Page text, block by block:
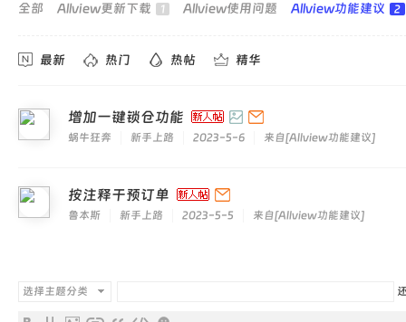
全部 Allview更新下载 1 Allview使用问题 Allview功能建议 2
最新 热门 热帖 精华
增加一键锁仓功能
蜗牛狂奔 新手上路 2023-5-6 来自[Allview功能建议]
按注释干预订单
鲁本斯 新手上路 2023-5-5 来自[Allview功能建议]
选择主题分类